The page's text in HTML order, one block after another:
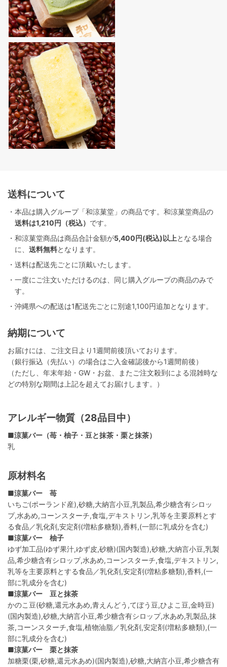
送料について
・本品は購入グループ「和涼菓堂」の商品です。和涼菓堂商品の
送料は1,210円（税込） です。
・和涼菓堂商品は商品合計金額が5,400円(税込)以上となる場合
に、 送料無料となります。
・送料は配送先ごとに頂戴いたします。
・一度にご注文いただけるのは、同じ購入グループの商品のみで
す。
・沖縄県への配送は1配送先ごとに別途1,100円追加となります。
納期について
お届けには、ご注文日より1週間前後頂いております。
（銀行振込（先払い）の場合はご入金確認後から1週間前後）
（ただし、年末年始・GW・お盆、またご注文殺到による混雑時な
どの特別な期間は上記を超えてお届けします。）
アレルギー物質（28品目中）
■涼菓バー（苺・柚子・豆と抹茶・栗と抹茶）
乳
原材料名
■涼菓バー 苺
いちご(ポーランド産),砂糖,大納言小豆,乳製品,希少糖含有シロッ
プ,水あめ,コーンスターチ,食塩,デキストリン,乳等を主要原料とす
る食品／乳化剤,安定剤(増粘多糖類),香料,(一部に乳成分を含む)
■涼菓バー 柚子
ゆず加工品(ゆず果汁,ゆず皮,砂糖)(国内製造),砂糖,大納言小豆,乳製
品,希少糖含有シロップ,水あめ,コーンスターチ,食塩,デキストリン,
乳等を主要原料とする食品／乳化剤,安定剤(増粘多糖類),香料,(一
部に乳成分を含む)
■涼菓バー 豆と抹茶
かのこ豆(砂糖,還元水あめ,青えんどう,てぼう豆,ひよこ豆,金時豆)
(国内製造),砂糖,大納言小豆,希少糖含有シロップ,水あめ,乳製品,抹
茶,コーンスターチ,食塩,植物油脂／乳化剤,安定剤(増粘多糖類),(一
部に乳成分を含む)
■涼菓バー 栗と抹茶
加糖栗(栗,砂糖,還元水あめ)(国内製造),砂糖,大納言小豆,希少糖含有